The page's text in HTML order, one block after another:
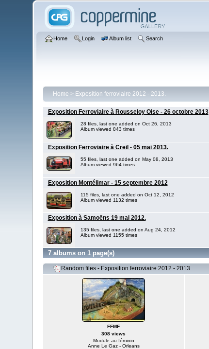
Home Login Album list Search
Home > Exposition ferroviaire 2012 - 2013.
Exposition Ferroviaire à Rousseloy Oise - 26 octobre 2013
28 files, last one added on Oct 26, 2013
Album viewed 843 times
Exposition Ferroviaire à Creil - 05 mai 2013.
55 files, last one added on May 08, 2013
Album viewed 964 times
Exposition Montélimar - 15 septembre 2012
115 files, last one added on Oct 12, 2012
Album viewed 1132 times
Exposition à Samoëns 19 mai 2012.
135 files, last one added on Aug 24, 2012
Album viewed 1155 times
7 albums on 1 page(s)
Random files - Exposition ferroviaire 2012 - 2013.
FFMF
308 views
Module au féminin
Anne Le Gaz - Orleans